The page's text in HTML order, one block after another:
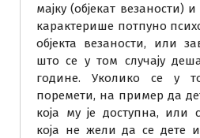
мајку (објекат везаности)
карактерише потпуно
објекта везаности, или
што се у том случају
године. Уколико се у
поремети, на пример да
која му је доступна, или
која не жели да се дете